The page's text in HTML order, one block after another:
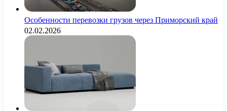
Особенности перевозки грузов через Приморский край
02.02.2026